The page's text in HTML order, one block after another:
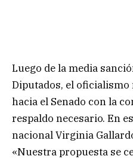
Luego de la media
Diputados, el oficialismo
hacia el Senado con la
respaldo necesario. En
nacional Virginia
«Nuestra propuesta se